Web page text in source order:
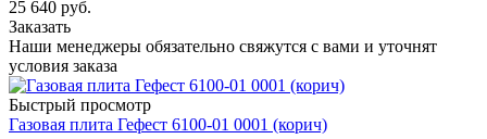
25 640 руб.
Заказать
Наши менеджеры обязательно свяжутся с вами и уточнят
условия заказа
Быстрый просмотр
Газовая плита Гефест 6100-01 0001 (корич)